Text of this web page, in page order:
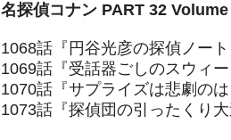
名探偵コナン PART 32 Volume
1068話『円谷光彦の探偵ノー
1069話『受話器ごしのスウィ
1070話『サプライズは悲劇の
1073話『探偵団の引ったくり